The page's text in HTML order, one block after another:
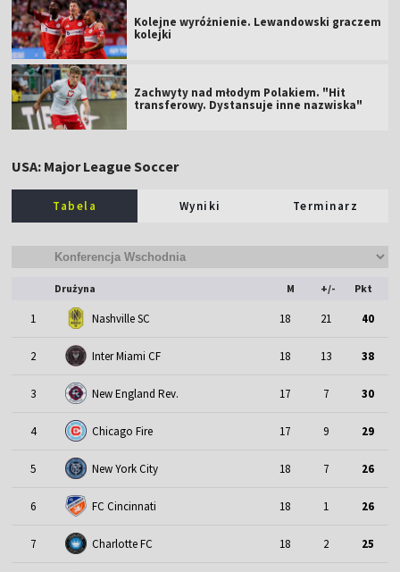
Kolejne wyróżnienie. Lewandowski graczem
kolejki
Zachwyty nad młodym Polakiem. "Hit
transferowy. Dystansuje inne nazwiska"
USA: Major League Soccer
Tabela Wyniki Terminarz
Drużyna M +/- Pkt
1 Nashville SC 18 21 40
2 Inter Miami CF 18 13 38
3 New England Rev. 17 7 30
4 Chicago Fire 17 9 29
5 New York City 18 7 26
6 FC Cincinnati 18 1 26
7 Charlotte FC 18 2 25